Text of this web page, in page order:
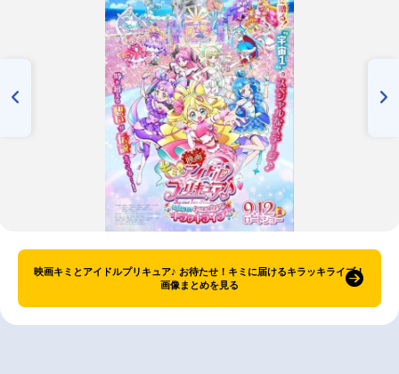
映画キミとアイドルプリキュア♪ お待たせ！キミに届けるキラッキライブ！
画像まとめを見る